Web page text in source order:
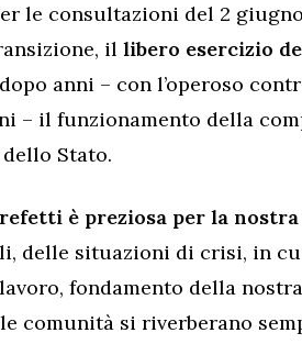
le consultazioni del 2
il libero esercizio
anni – con l’operoso
– il funzionamento della
Stato.
è preziosa per la
delle situazioni di crisi, in
fondamento della
comunità si riverberano